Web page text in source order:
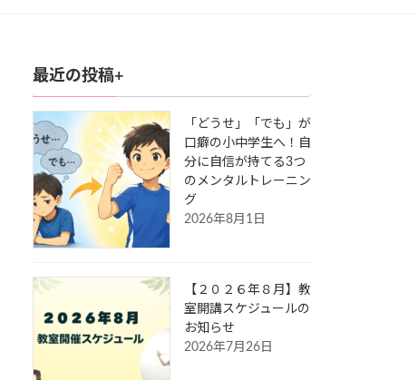
最近の投稿+
「どうせ」「でも」が
口癖の小中学生へ！自
分に自信が持てる3つ
のメンタルトレーニン
グ
2026年8月1日
【２０２６年８月】教
室開講スケジュールの
お知らせ
2026年7月26日